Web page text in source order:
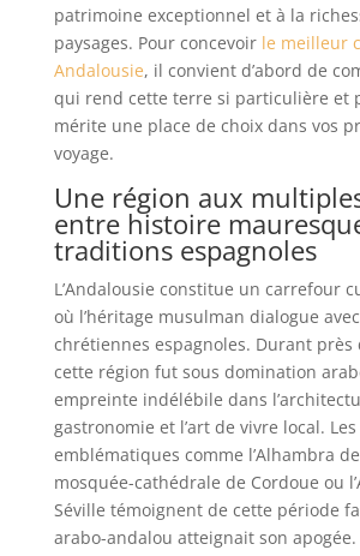
patrimoine exceptionnel et à la
paysages. Pour concevoir le meilleur
Andalousie, il convient d’abord de
qui rend cette terre si particulière et
mérite une place de choix dans vos
voyage.
Une région aux
entre histoire
traditions espagnoles
L’Andalousie constitue un carrefour
où l’héritage musulman dialogue
chrétiennes espagnoles. Durant près
cette région fut sous domination
empreinte indélébile dans
gastronomie et l’art de vivre local.
emblématiques comme l’Alhambra
mosquée-cathédrale de Cordoue ou
Séville témoignent de cette période
arabo-andalou atteignait son